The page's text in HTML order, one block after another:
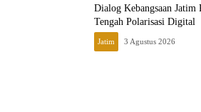
Dialog Kebangsaan Jatim
Tengah Polarisasi Digital
Jatim 3 Agustus 2026